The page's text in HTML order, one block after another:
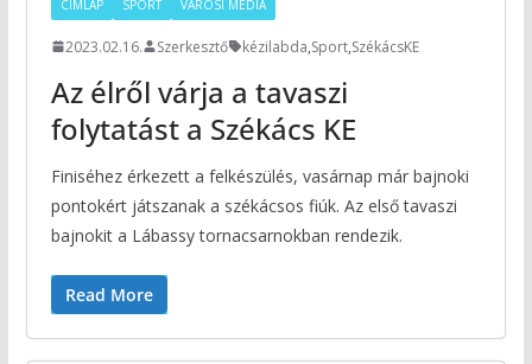
CÍMLAP SPORT VÁROSI MÉDIA
2023.02.16. Szerkesztő kézilabda,Sport,SzékácsKE
Az élről várja a tavaszi
folytatást a Székács KE
Finiséhez érkezett a felkészülés, vasárnap már bajnoki
pontokért játszanak a székácsos fiúk. Az első tavaszi
bajnokit a Lábassy tornacsarnokban rendezik.
Read More